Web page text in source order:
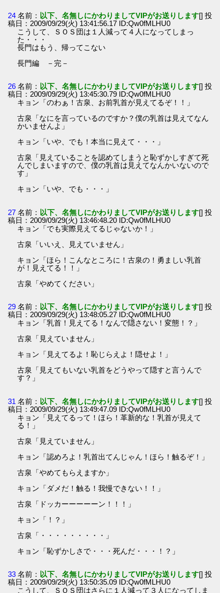
24 名前： 以下、名無しにかわりましてVIPがお送りします[] 投
稿日：2009/09/29(火) 13:41:56.17 ID:Qw0fMLHU0
こうして、ＳＯＳ団は１人減って４人になってしまっ
た・・・
長門はもう、帰ってこない
長門編 －完－
26 名前： 以下、名無しにかわりましてVIPがお送りします[] 投
稿日：2009/09/29(火) 13:45:30.79 ID:Qw0fMLHU0
キョン「のわぁ！古泉、お前乳首が見えてるぞ！！」
古泉「なにを言っているのですか？僕の乳首は見えてなん
かいませんよ」
キョン「いや、でも！本当に見えて・・・」
古泉「見えていることを認めてしまうと恥ずかしすぎて死
んでしまいますので、僕の乳首は見えてなんかいないので
す」
キョン「いや、でも・・・」
27 名前： 以下、名無しにかわりましてVIPがお送りします[] 投
稿日：2009/09/29(火) 13:46:48.20 ID:Qw0fMLHU0
キョン「でも実際見えてるじゃないか！」
古泉「いいえ、見えていません」
キョン「ほら！こんなところに！古泉の！勇ましい乳首
が！見えてる！！」
古泉「やめてください」
29 名前： 以下、名無しにかわりましてVIPがお送りします[] 投
稿日：2009/09/29(火) 13:48:05.27 ID:Qw0fMLHU0
キョン「乳首！見えてる！なんで隠さない！変態！？」
古泉「見えていません」
キョン「見えてるよ！恥じらえよ！隠せよ！」
古泉「見えてもいない乳首をどうやって隠すと言うんで
す？」
31 名前： 以下、名無しにかわりましてVIPがお送りします[] 投
稿日：2009/09/29(火) 13:49:47.09 ID:Qw0fMLHU0
キョン「見えてるって！ほら！革新的な！乳首が見えて
る！」
古泉「見えていません」
キョン「認めろよ！乳首出てんじゃん！ほら！触るぞ！」
古泉「やめてもらえますか」
キョン「ダメだ！触る！我慢できない！！」
古泉「ドッカーーーーーン！！！」
キョン「！？」
古泉「・・・・・・・・・」
キョン「恥ずかしさで・・・死んだ・・・！？」
33 名前： 以下、名無しにかわりましてVIPがお送りします[] 投
稿日：2009/09/29(火) 13:50:35.09 ID:Qw0fMLHU0
こうして、ＳＯＳ団はさらに１人減って３人になってしま